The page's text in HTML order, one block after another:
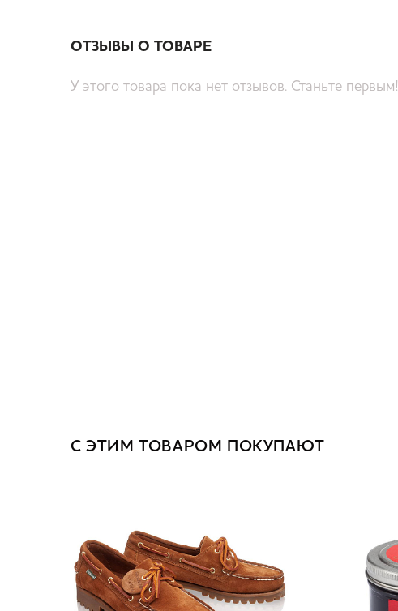
ОТЗЫВЫ О ТОВАРЕ
У этого товара пока нет отзывов. Станьте первым!
С ЭТИМ ТОВАРОМ ПОКУПАЮТ